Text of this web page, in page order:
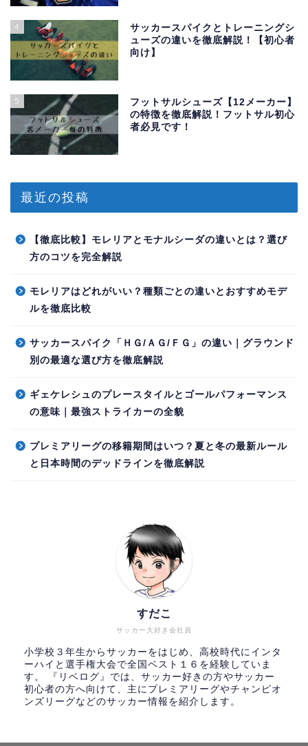
4
サッカースパイクとトレーニングシ
ューズの違いを徹底解説！【初心者
向け】
5
フットサルシューズ【12メーカー】
の特徴を徹底解説！フットサル初心
者必見です！
最近の投稿
【徹底比較】モレリアとモナルシーダの違いとは？選び
方のコツを完全解説
モレリアはどれがいい？種類ごとの違いとおすすめモデ
ルを徹底比較
サッカースパイク「ＨＧ/ＡＧ/ＦＧ」の違い｜グラウンド
別の最適な選び方を徹底解説
ギェケレシュのプレースタイルとゴールパフォーマンス
の意味｜最強ストライカーの全貌
プレミアリーグの移籍期間はいつ？夏と冬の最新ルール
と日本時間のデッドラインを徹底解説
サッカー大好き会社員
すだこ
小学校３年生からサッカーをはじめ、高校時代にインタ
ーハイと選手権大会で全国ベスト１６を経験していま
す。 『リベログ』では、サッカー好きの方やサッカー
初心者の方へ向けて、主にプレミアリーグやチャンピオ
ンズリーグなどのサッカー情報を紹介します。